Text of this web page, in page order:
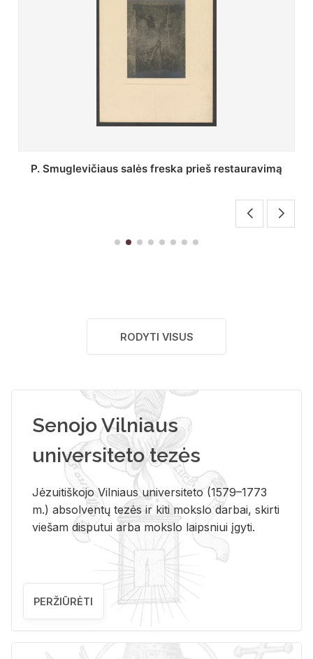
Stepono Batoro universiteto bibliotekos Profesorių
RODYTI VISUS
Senojo Vilniaus
universiteto tezės
Jėzuitiškojo Vilniaus universiteto (1579–1773
m.) absolventų tezės ir kiti mokslo darbai, skirti
viešam disputui arba mokslo laipsniui įgyti.
PERŽIŪRĖTI